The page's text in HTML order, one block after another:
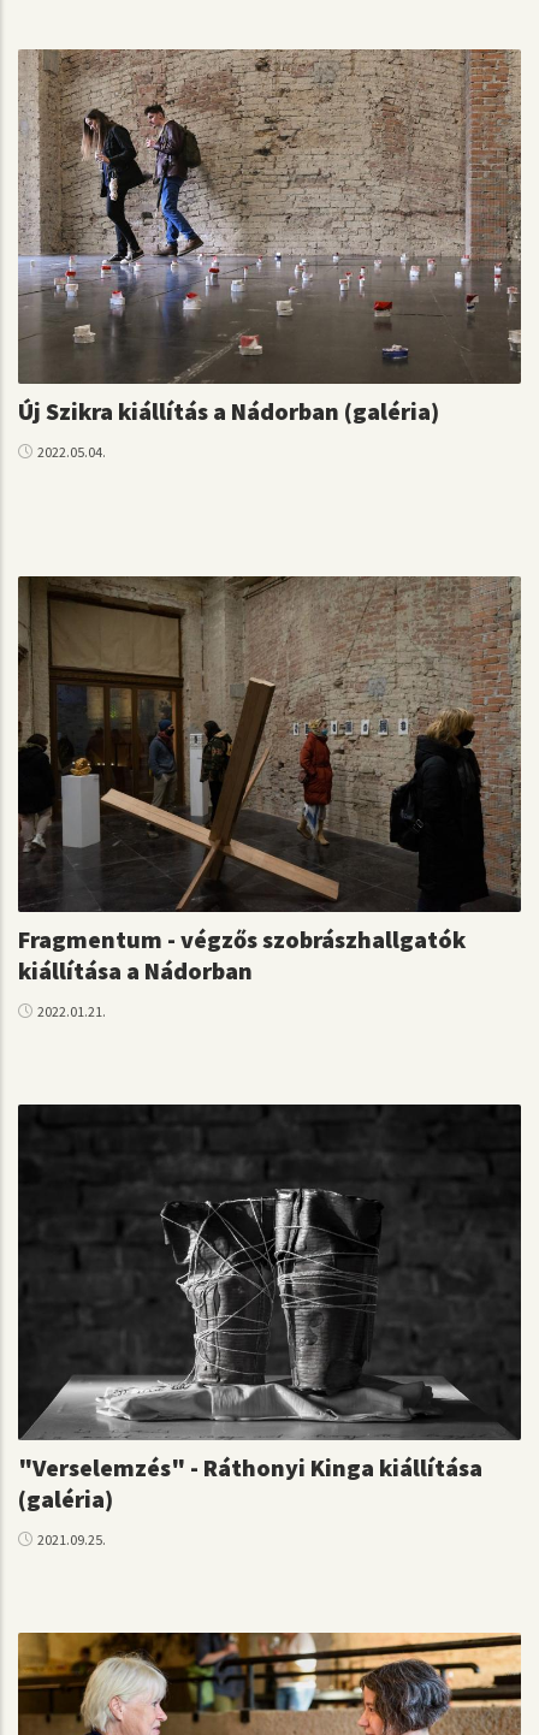
Új Szikra kiállítás a Nádorban (galéria)
2022.05.04.
Fragmentum - végzős szobrászhallgatók
kiállítása a Nádorban
2022.01.21.
"Verselemzés" - Ráthonyi Kinga kiállítása
(galéria)
2021.09.25.